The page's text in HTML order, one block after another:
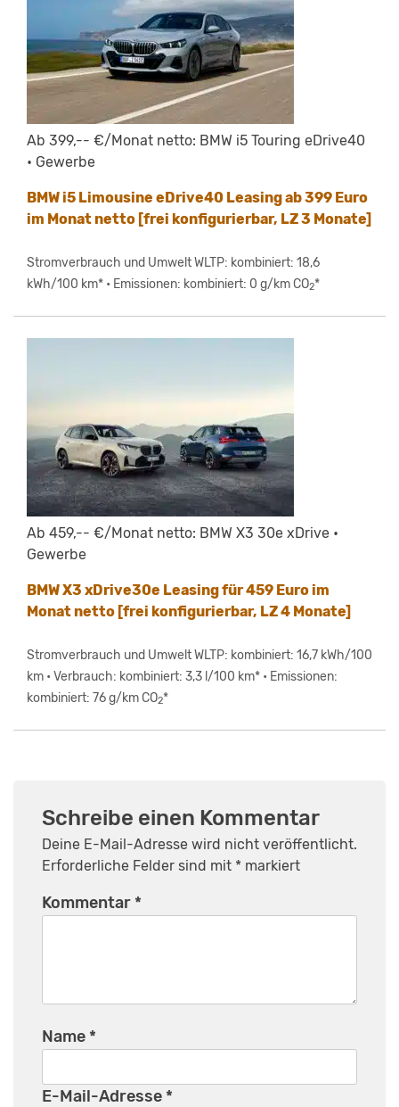
Ab 399,-- €/Monat netto: BMW i5 Touring eDrive40
• Gewerbe
BMW i5 Limousine eDrive40 Leasing ab 399 Euro
im Monat netto [frei konfigurierbar, LZ 3 Monate]
Stromverbrauch und Umwelt WLTP: kombiniert: 18,6
kWh/100 km* • Emissionen: kombiniert: 0 g/km CO2*
Ab 459,-- €/Monat netto: BMW X3 30e xDrive •
Gewerbe
BMW X3 xDrive30e Leasing für 459 Euro im
Monat netto [frei konfigurierbar, LZ 4 Monate]
Stromverbrauch und Umwelt WLTP: kombiniert: 16,7 kWh/100
km • Verbrauch: kombiniert: 3,3 l/100 km* • Emissionen:
kombiniert: 76 g/km CO2*
Schreibe einen Kommentar
Deine E-Mail-Adresse wird nicht veröffentlicht.
Erforderliche Felder sind mit * markiert
Kommentar *
Name *
E-Mail-Adresse *